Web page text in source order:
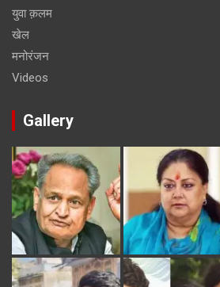
युवा क़लम
खेल
मनोरंजन
Videos
Gallery